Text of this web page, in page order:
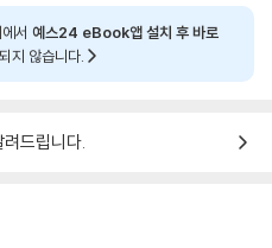
서 예스24 eBook앱 설치 후 바로
지 않습니다.
드립니다.